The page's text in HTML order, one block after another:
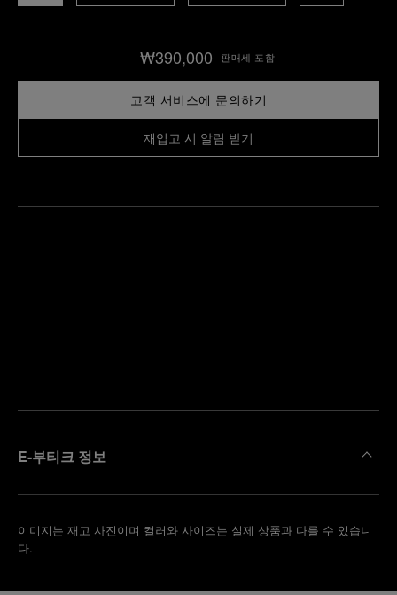
₩390,000 판매세 포함
고객 서비스에 문의하기
재입고 시 알림 받기
E-부티크 정보
이미지는 재고 사진이며 컬러와 사이즈는 실제 상품과 다를 수 있습니
다.